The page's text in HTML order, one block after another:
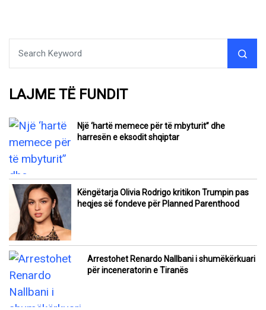
LAJME TË FUNDIT
Një ‘hartë memece për të mbyturit” dhe
harresën e eksodit shqiptar
Këngëtarja Olivia Rodrigo kritikon Trumpin pas
heqjes së fondeve për Planned Parenthood
Arrestohet Renardo Nallbani i shumëkërkuari
për inceneratorin e Tiranës